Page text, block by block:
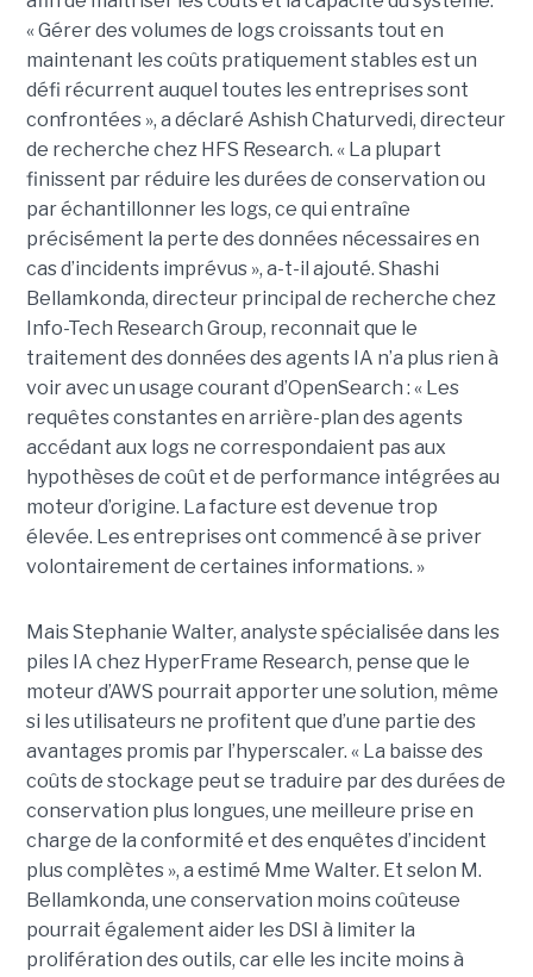
« Gérer des volumes de logs croissants tout en
maintenant les coûts pratiquement stables est un
défi récurrent auquel toutes les entreprises sont
confrontées », a déclaré Ashish Chaturvedi, directeur
de recherche chez HFS Research. « La plupart
finissent par réduire les durées de conservation ou
par échantillonner les logs, ce qui entraîne
précisément la perte des données nécessaires en
cas d’incidents imprévus », a-t-il ajouté. Shashi
Bellamkonda, directeur principal de recherche chez
Info-Tech Research Group, reconnait que le
traitement des données des agents IA n’a plus rien à
voir avec un usage courant d’OpenSearch : « Les
requêtes constantes en arrière-plan des agents
accédant aux logs ne correspondaient pas aux
hypothèses de coût et de performance intégrées au
moteur d’origine. La facture est devenue trop
élevée. Les entreprises ont commencé à se priver
volontairement de certaines informations. »
Mais Stephanie Walter, analyste spécialisée dans les
piles IA chez HyperFrame Research, pense que le
moteur d’AWS pourrait apporter une solution, même
si les utilisateurs ne profitent que d’une partie des
avantages promis par l’hyperscaler. « La baisse des
coûts de stockage peut se traduire par des durées de
conservation plus longues, une meilleure prise en
charge de la conformité et des enquêtes d’incident
plus complètes », a estimé Mme Walter. Et selon M.
Bellamkonda, une conservation moins coûteuse
pourrait également aider les DSI à limiter la
prolifération des outils, car elle les incite moins à